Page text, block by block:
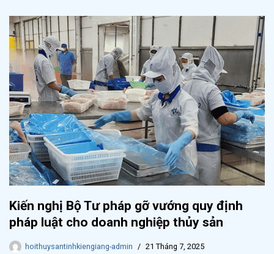
Kiến nghị Bộ Tư pháp gỡ vướng quy định
pháp luật cho doanh nghiệp thủy sản
hoithuysantinhkiengiang-admin 21 Tháng 7, 2025